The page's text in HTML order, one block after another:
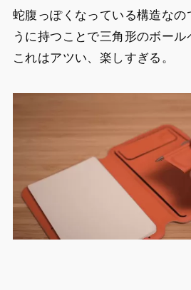
蛇腹っぽくなっている構造なの
うに持つことで三角形のボール
これはアツい、楽しすぎる。